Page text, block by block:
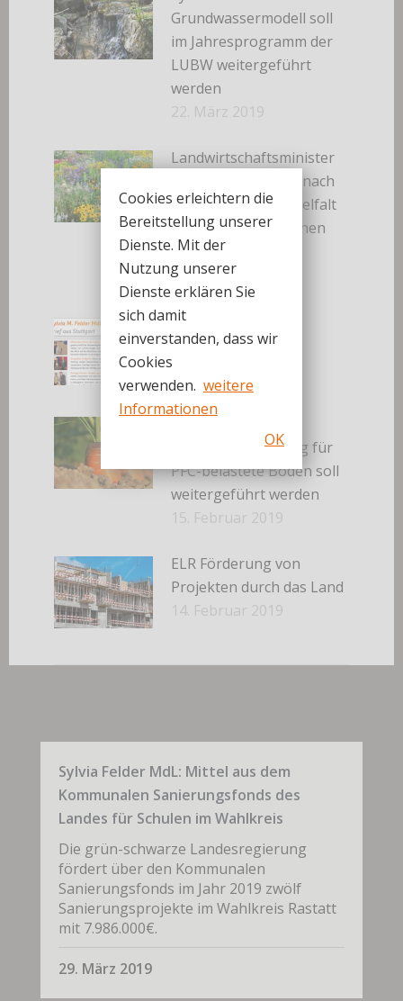
Grundwassermodell soll
im Jahresprogramm der
LUBW weitergeführt
werden
22. März 2019
Landwirtschaftsminister
Peter Hauk kommt nach
Gaggenau: „Artenvielfalt
in unseren Kommunen
erhalten“
12. März 2019
März 2019
3. März 2019
Vorerntemonitoring für
PFC-belastete Böden soll
weitergeführt werden
15. Februar 2019
ELR Förderung von
Projekten durch das Land
14. Februar 2019
Sylvia Felder MdL: Mittel aus dem
Kommunalen Sanierungsfonds des
Landes für Schulen im Wahlkreis
Die grün-schwarze Landesregierung
fördert über den Kommunalen
Sanierungsfonds im Jahr 2019 zwölf
Sanierungsprojekte im Wahlkreis Rastatt
mit 7.986.000€.
29. März 2019
Cookies erleichtern die
Bereitstellung unserer
Dienste. Mit der
Nutzung unserer
Dienste erklären Sie
sich damit
einverstanden, dass wir
Cookies
verwenden. weitere
Informationen
OK